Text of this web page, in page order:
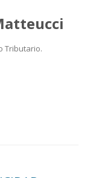
Tributario.